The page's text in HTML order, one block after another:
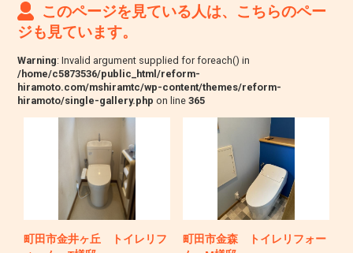
このページを見ている人は、こちらのペー
ジも見ています。
Warning: Invalid argument supplied for foreach() in
/home/c5873536/public_html/reform-
hiramoto.com/mshiramtc/wp-content/themes/reform-
hiramoto/single-gallery.php on line365
町田市金井ヶ丘 トイレリフ
町田市金森 トイレリフォー